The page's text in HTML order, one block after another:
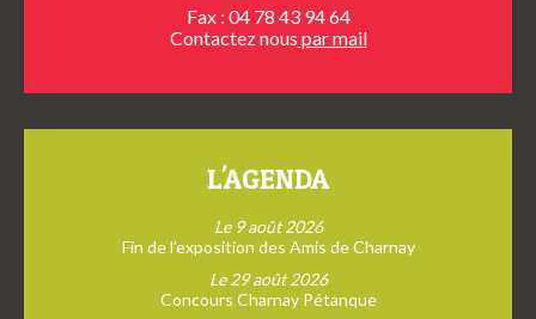
Fax : 04 78 43 94 64
Contactez nous par mail
L'AGENDA
Le 9 août 2026
Fin de l’exposition des Amis de Charnay
Le 29 août 2026
Concours Charnay Pétanque